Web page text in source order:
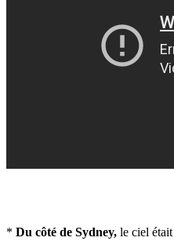
* Du côté de Sydney, le ciel était